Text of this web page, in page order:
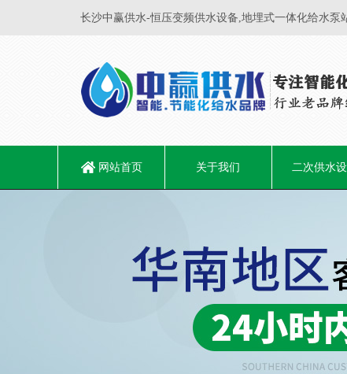
长沙中赢供水-恒压变频供水设备,地埋式一体化给水
网站首页 关于我们 二次供水